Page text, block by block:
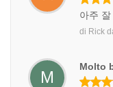
아주
di Rick
M
Molto